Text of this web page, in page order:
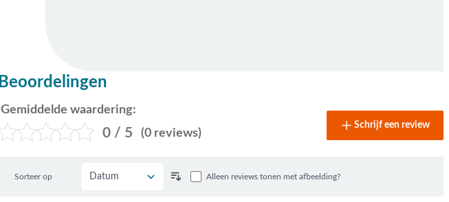
Beoordelingen
Gemiddelde waardering:
0 / 5 (0 reviews)
Schrijf een review
Alleen reviews tonen met afbeelding?
Sorteer op